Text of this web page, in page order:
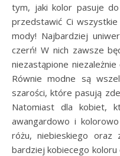
tym, jaki kolor pasuje
przedstawić Ci
mody! Najbardziej
czerń! W nich zawsze
niezastąpione
Równie modne są
szarości, które pasują
Natomiast dla kobiet,
awangardowo i
różu, niebieskiego oraz
bardziej kobiecego